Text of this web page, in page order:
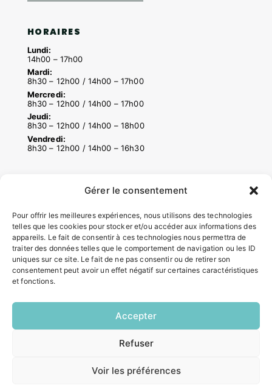
Gérer le consentement
Pour offrir les meilleures expériences, nous utilisons des technologies
telles que les cookies pour stocker et/ou accéder aux informations des
appareils. Le fait de consentir à ces technologies nous permettra de
traiter des données telles que le comportement de navigation ou les ID
uniques sur ce site. Le fait de ne pas consentir ou de retirer son
consentement peut avoir un effet négatif sur certaines caractéristiques
et fonctions.
Accepter
Refuser
Voir les préférences
HORAIRES
Lundi:
14h00 – 17h00
Mardi:
8h30 – 12h00 / 14h00 – 17h00
Mercredi:
8h30 – 12h00 / 14h00 – 17h00
Jeudi:
8h30 – 12h00 / 14h00 – 18h00
Vendredi:
8h30 – 12h00 / 14h00 – 16h30
ACCÉS RAPIDES
Pôle santé
Le Saucatais
Formalités administratives
Restauration scolaire
Demander un composteur
INFORMATIONS LÉGALES
Mentions légales
Politique de confidentialité